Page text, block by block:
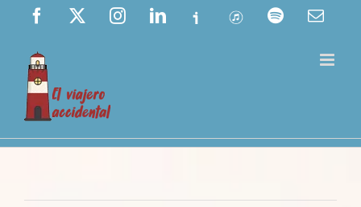
Saltar
contenido
Facebook InstagramLinkedIn
Ivoox ITunes Spotify